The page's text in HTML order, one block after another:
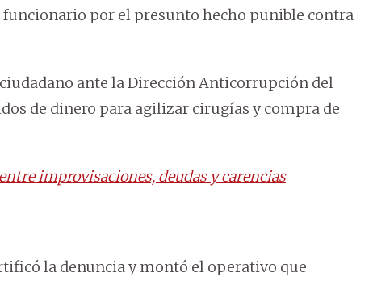
funcionario por el presunto hecho punible contra
ante la Dirección Anticorrupción del
de dinero para agilizar cirugías y compra de
improvisaciones, deudas y carencias
la denuncia y montó el operativo que